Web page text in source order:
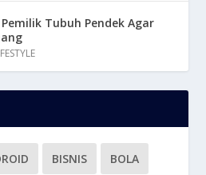
Tubuh Pendek Agar
BISNIS BOLA